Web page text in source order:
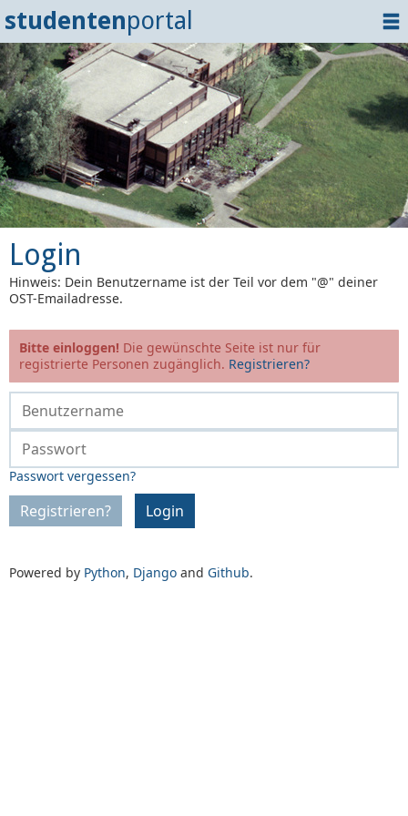
studentenportal
Home
Dokumente
Events
? Tipps
Login
Login
Hinweis: Dein Benutzername ist der Teil vor dem "@" deiner
OST-Emailadresse.
Bitte einloggen! Die gewünschte Seite ist nur für
registrierte Personen zugänglich. Registrieren?
Passwort vergessen?
Registrieren? Login
Powered by Python, Django and Github.